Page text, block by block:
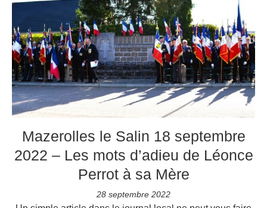
Mazerolles le Salin 18 septembre
2022 – Les mots d’adieu de Léonce
Perrot à sa Mère
28 septembre 2022